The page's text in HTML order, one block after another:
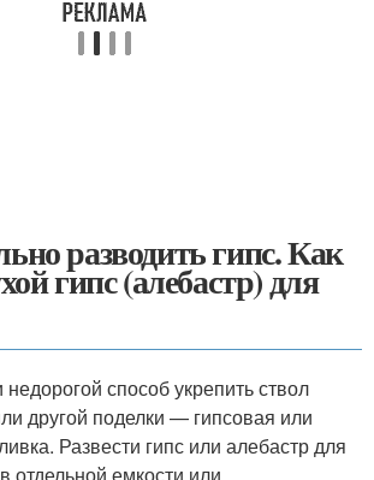
разводить гипс. Как
гипс (алебастр) для
способ укрепить ствол
другой поделки — гипсовая или
Развести гипс или алебастр для